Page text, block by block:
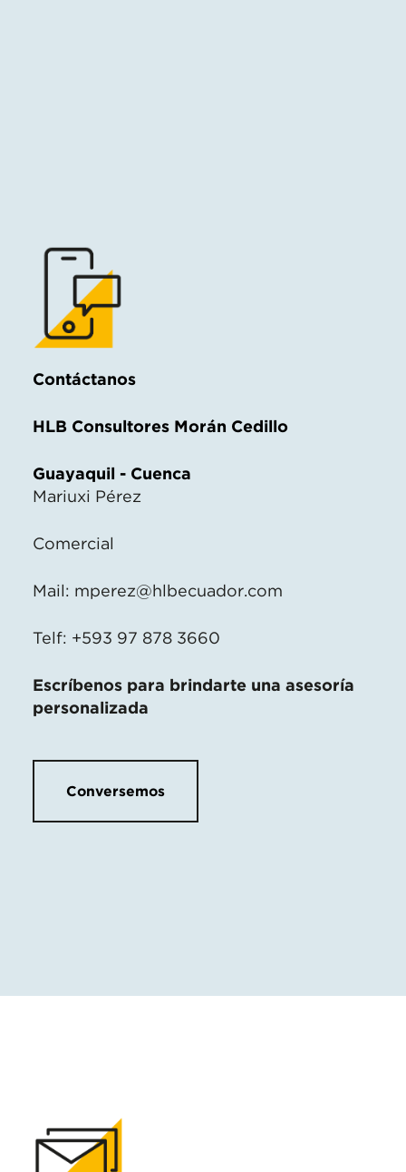
Contáctanos
HLB Consultores Morán Cedillo
Guayaquil - Cuenca
Mariuxi Pérez
Comercial
Mail: mperez@hlbecuador.com
Telf: +593 97 878 3660
Escríbenos para brindarte una asesoría
personalizada
Conversemos